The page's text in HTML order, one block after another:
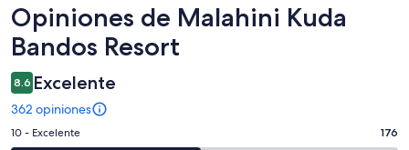
Opiniones
Opiniones de Malahini Kuda
Bandos Resort
8.6 Excelente
362 opiniones
Puntuación
10 - Excelente 176